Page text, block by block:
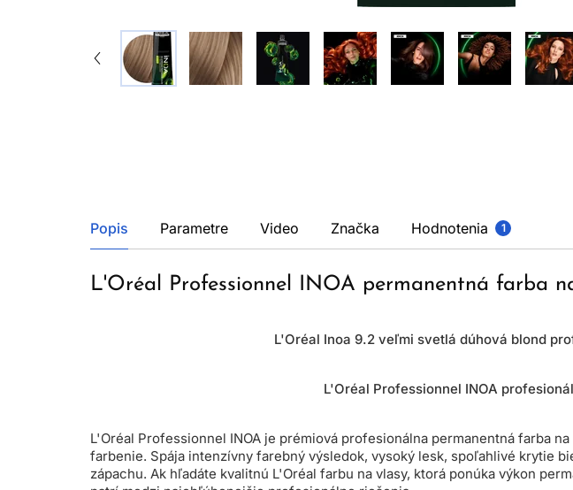
Popis Parametre Video Značka Hodnotenia 1
L'Oréal Professionnel INOA permanentná farba
L'Oréal Inoa 9.2 veľmi svetlá dúhová blond
L'Oréal Professionnel INOA
L'Oréal Professionnel INOA je prémiová profesionálna permanentná farba
farbenie. Spája intenzívny farebný výsledok, vysoký lesk, spoľahlivé krytie
zápachu. Ak hľadáte kvalitnú L'Oréal farbu na vlasy, ktorá ponúka výkon